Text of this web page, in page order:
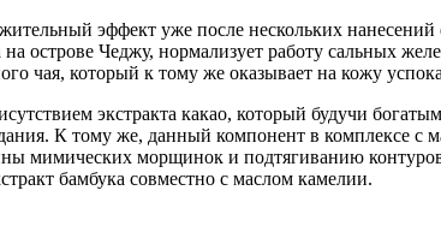
эффект уже после нескольких
острове Чеджу, нормализует работу сальных
чая, который к тому же оказывает на кожу
экстракта какао, который будучи
К тому же, данный компонент в комплексе с
мимических морщинок и подтягиванию
бамбука совместно с маслом камелии.